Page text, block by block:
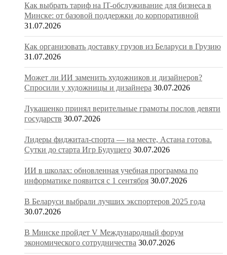
Как выбрать тариф на IT-обслуживание для бизнеса в
Минске: от базовой поддержки до корпоративной
31.07.2026
Как организовать доставку грузов из Беларуси в Грузию
31.07.2026
Может ли ИИ заменить художников и дизайнеров?
Спросили у художницы и дизайнера 30.07.2026
Лукашенко принял верительные грамоты послов девяти
государств 30.07.2026
Лидеры фиджитал-спорта — на месте, Астана готова.
Сутки до старта Игр Будущего 30.07.2026
ИИ в школах: обновленная учебная программа по
информатике появится с 1 сентября 30.07.2026
В Беларуси выбрали лучших экспортеров 2025 года
30.07.2026
В Минске пройдет V Международный форум
экономического сотрудничества 30.07.2026